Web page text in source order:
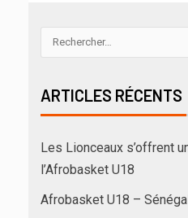
ARTICLES RÉCENTS
Les Lionceaux s’offrent
l’Afrobasket U18
Afrobasket U18 –